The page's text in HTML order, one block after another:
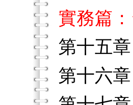
實務篇
第十五
第十六